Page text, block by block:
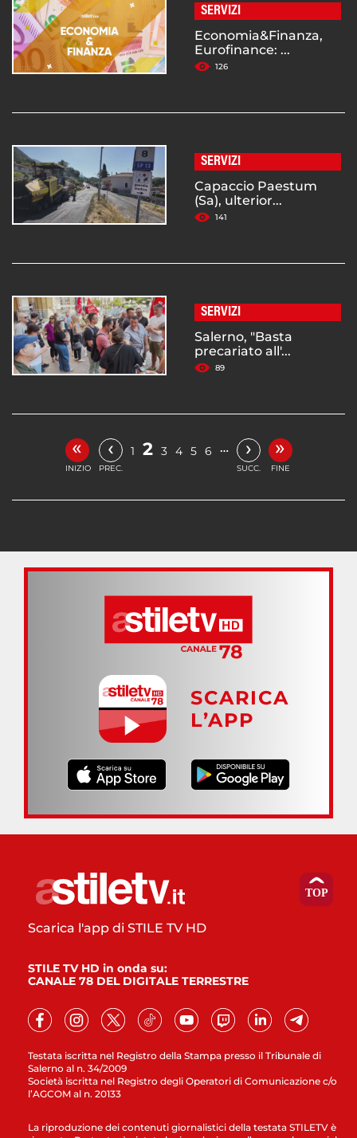
SERVIZI
Economia&Finanza,
Eurofinance: ...
126
SERVIZI
Capaccio Paestum
(Sa), ulterior...
141
SERVIZI
Salerno, "Basta
precariato all'...
89
«
INIZIO
‹
PREC.
1 2 3 4 5 6 … ›
SUCC.
»
FINE
SCARICA
L’APP
Testata iscritta nel Registro della Stampa presso il Tribunale di
Salerno al n. 34/2009
Società iscritta nel Registro degli Operatori di Comunicazione c/o
l’AGCOM al n. 20133
Scarica l'app di STILE TV HD
STILE TV HD in onda su:
CANALE 78 DEL DIGITALE TERRESTRE
La riproduzione dei contenuti giornalistici della testata STILETV è